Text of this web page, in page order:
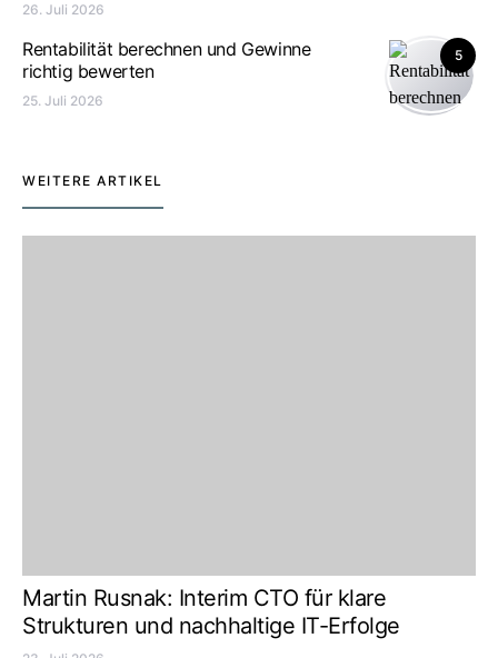
26. Juli 2026
5
Rentabilität berechnen und Gewinne
richtig bewerten
25. Juli 2026
WEITERE ARTIKEL
Martin Rusnak: Interim CTO für klare
Strukturen und nachhaltige IT-Erfolge